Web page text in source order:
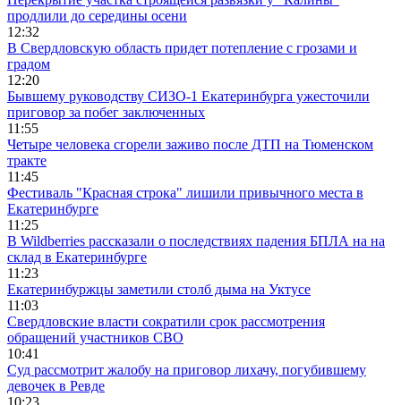
продлили до середины осени
12:32
В Свердловскую область придет потепление с грозами и
градом
12:20
Бывшему руководству СИЗО-1 Екатеринбурга ужесточили
приговор за побег заключенных
11:55
Четыре человека сгорели заживо после ДТП на Тюменском
тракте
11:45
Фестиваль "Красная строка" лишили привычного места в
Екатеринбурге
11:25
В Wildberries рассказали о последствиях падения БПЛА на на
склад в Екатеринбурге
11:23
Екатеринбуржцы заметили столб дыма на Уктусе
11:03
Свердловские власти сократили срок рассмотрения
обращений участников СВО
10:41
Суд рассмотрит жалобу на приговор лихачу, погубившему
девочек в Ревде